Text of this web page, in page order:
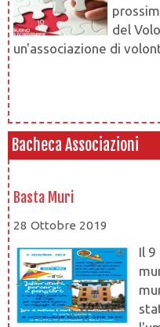
del
un'associazione di
Bacheca Associazioni
Basta Muri
28 Ottobre 2019
Il